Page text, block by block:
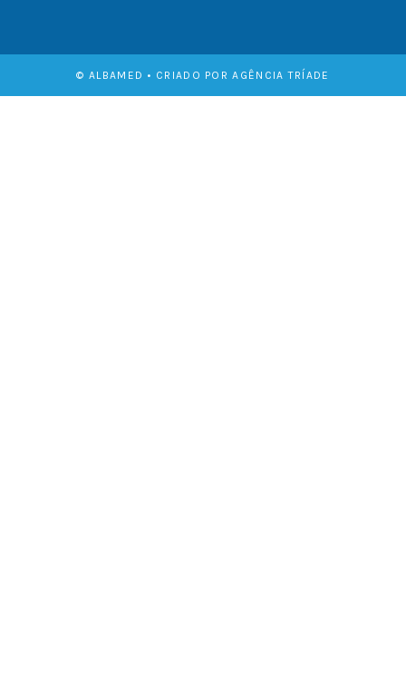
© ALBAMED • CRIADO POR AGÊNCIA TRÍADE